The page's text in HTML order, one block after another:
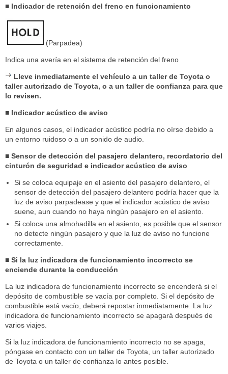
■ Indicador de retención del freno en funcionamiento
(Parpadea)
Indica una avería en el sistema de retención del freno
Lleve inmediatamente el vehículo a un taller de Toyota o
taller autorizado de Toyota, o a un taller de confianza para que
lo revisen.
■ Indicador acústico de aviso
En algunos casos, el indicador acústico podría no oírse debido a
un entorno ruidoso o a un sonido de audio.
■ Sensor de detección del pasajero delantero, recordatorio del
cinturón de seguridad e indicador acústico de aviso
Si se coloca equipaje en el asiento del pasajero delantero, el
sensor de detección del pasajero delantero podría hacer que la
luz de aviso parpadease y que el indicador acústico de aviso
suene, aun cuando no haya ningún pasajero en el asiento.
Si coloca una almohadilla en el asiento, es posible que el sensor
no detecte ningún pasajero y que la luz de aviso no funcione
correctamente.
■ Si la luz indicadora de funcionamiento incorrecto se
enciende durante la conducción
La luz indicadora de funcionamiento incorrecto se encenderá si el
depósito de combustible se vacía por completo. Si el depósito de
combustible está vacío, deberá repostar inmediatamente. La luz
indicadora de funcionamiento incorrecto se apagará después de
varios viajes.
Si la luz indicadora de funcionamiento incorrecto no se apaga,
póngase en contacto con un taller de Toyota, un taller autorizado
de Toyota o un taller de confianza lo antes posible.